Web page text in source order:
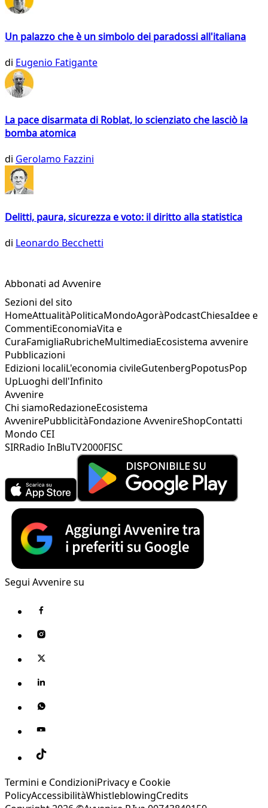
Un palazzo che è un simbolo dei paradossi all'italiana
di Eugenio Fatigante
La pace disarmata di Roblat, lo scienziato che lasciò la
bomba atomica
di Gerolamo Fazzini
Delitti, paura, sicurezza e voto: il diritto alla statistica
di Leonardo Becchetti
Abbonati ad Avvenire
Sezioni del sito
HomeAttualitàPoliticaMondoAgoràPodcastChiesaIdee e
CommentiEconomiaVita e
CuraFamigliaRubricheMultimediaEcosistema avvenire
Pubblicazioni
Edizioni localiL'economia civileGutenbergPopotusPop
UpLuoghi dell'Infinito
Avvenire
Chi siamoRedazioneEcosistema
AvvenirePubblicitàFondazione AvvenireShopContatti
Mondo CEI
SIRRadio InBluTV2000FISC
Segui Avvenire su
Termini e CondizioniPrivacy e Cookie
PolicyAccessibilitàWhistleblowingCredits